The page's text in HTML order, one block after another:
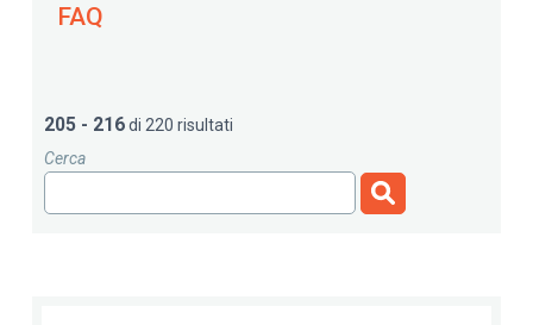
FAQ
205 - 216di 220 risultati
Cerca